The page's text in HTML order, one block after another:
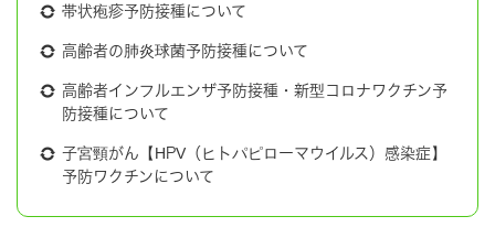
帯状疱疹予防接種について
高齢者の肺炎球菌予防接種について
高齢者インフルエンザ予防接種・新型コロナワクチン予
防接種について
子宮頸がん【HPV（ヒトパピローマウイルス）感染症】
予防ワクチンについて